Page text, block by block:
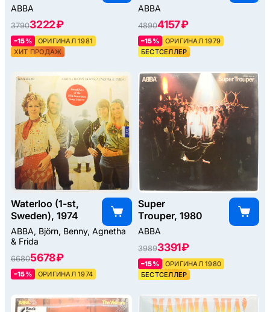
ABBA
37903222 ₽
–15%
ОРИГИНАЛ 1981
ХИТ ПРОДАЖ
ABBA
48904157 ₽
–15%
ОРИГИНАЛ 1979
БЕСТСЕЛЛЕР
Waterloo (1-st,
Sweden), 1974
ABBA, Björn, Benny, Agnetha
& Frida
66805678 ₽
–15% ОРИГИНАЛ 1974
Super
Trouper, 1980
ABBA
39893391 ₽
–15%
ОРИГИНАЛ 1980
БЕСТСЕЛЛЕР